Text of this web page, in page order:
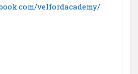
velfordacademy/